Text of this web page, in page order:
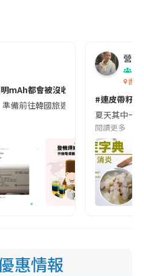
mAh都會被沒收😱出發前切記檢查
準備前往韓國旅遊的民眾，近期要
營養
香港
#連皮帶籽
夏天其中一
閱讀更多
惠情報